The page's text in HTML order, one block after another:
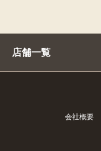
店舗一覧
会社概要